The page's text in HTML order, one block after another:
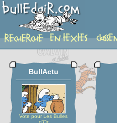
auteur
BullActu
Vote pour Les Bulles
d'Or